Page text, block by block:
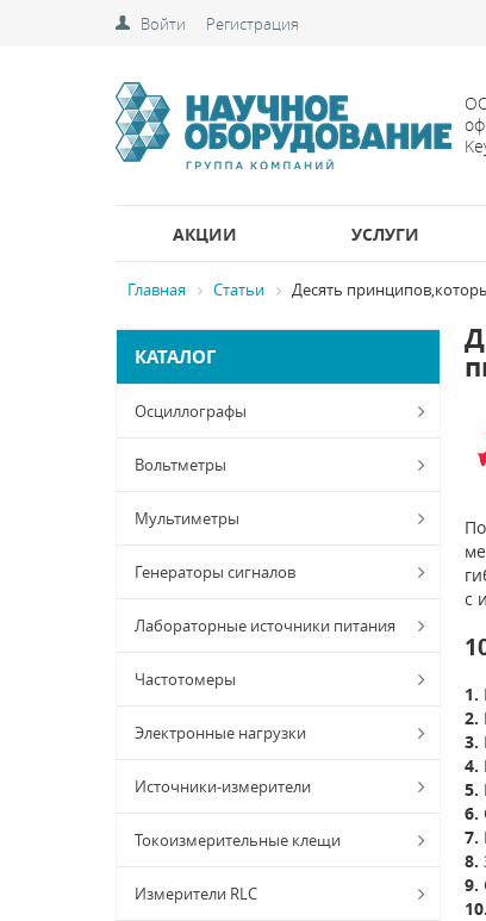
Войти Регистрация
АКЦИИ УСЛУГИ
Главная Статьи Десять
КАТАЛОГ
Осциллографы
Вольтметры
Мультиметры
Генераторы сигналов
Лабораторные источники питания
Частотомеры
Электронные нагрузки
Источники-измерители
Токоизмерительные клещи
Измерители RLC
с
1.
2.
3.
4.
5.
6.
7.
8.
9.
10.